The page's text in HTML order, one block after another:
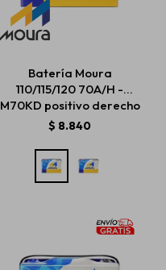
Batería Moura
110/115/120 70A/H -
M70KD positivo derecho
$ 8.840